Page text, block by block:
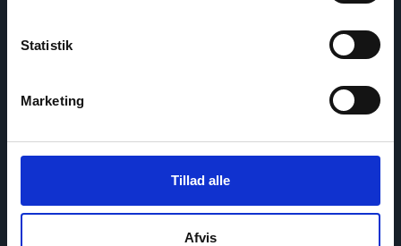
Statistik
Marketing
Tillad alle
Afvis